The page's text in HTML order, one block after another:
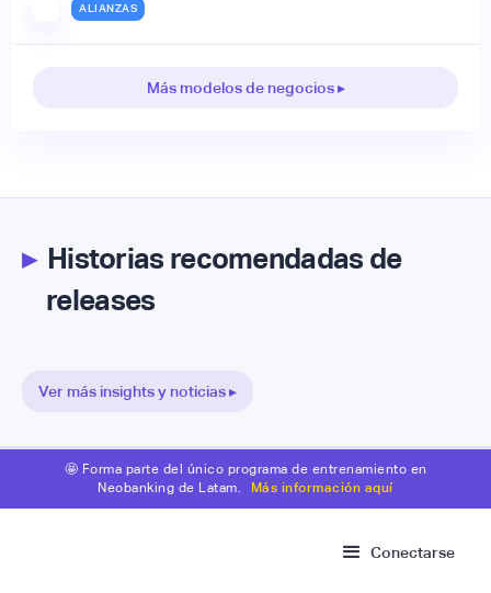
ALIANZAS
Más modelos de negocios ▸
▸Historias recomendadas de
releases
Ver más insights y noticias ▸
🤩 Forma parte del único programa de entrenamiento en
Neobanking de Latam.
Más información aquí
Conectarse